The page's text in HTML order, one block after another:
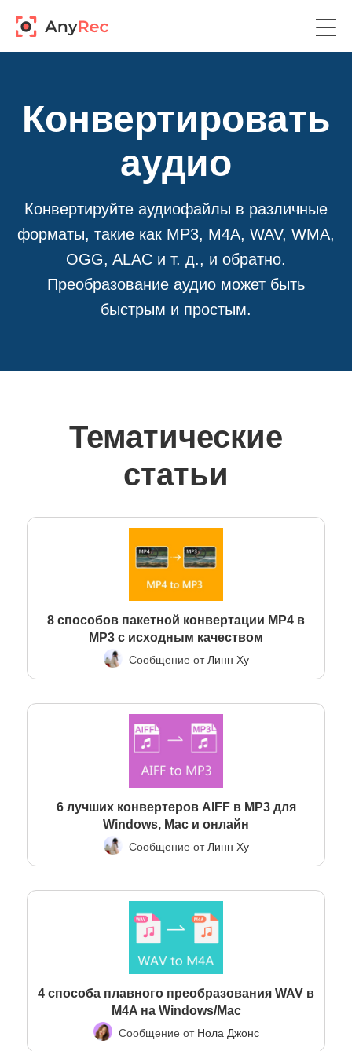
Конвертировать
аудио
Конвертируйте аудиофайлы в различные
форматы, такие как MP3, M4A, WAV, WMA,
OGG, ALAC и т. д., и обратно.
Преобразование аудио может быть
быстрым и простым.
Тематические
статьи
8 способов пакетной конвертации MP4 в
MP3 с исходным качеством
Сообщение отЛинн Ху
6 лучших конвертеров AIFF в MP3 для
Windows, Mac и онлайн
Сообщение от Линн Ху
4 способа плавного преобразования WAV в
M4A на Windows/Mac
Сообщение от Нола Джонс